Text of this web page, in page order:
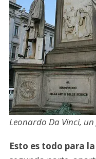
Leonardo Da Vinci, un
Esto es todo para